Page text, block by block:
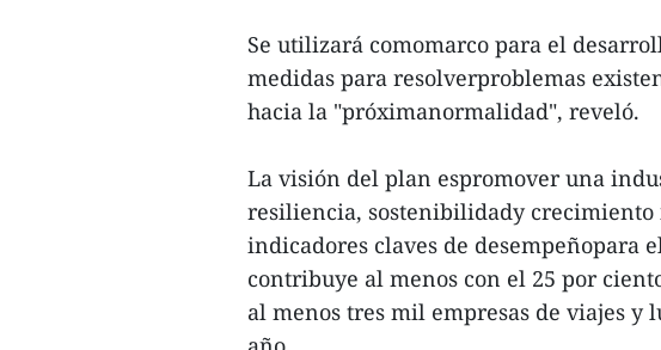
Se utilizará comomarco para el
medidas para resolverproblemas
hacia la "próximanormalidad", reveló.
La visión del plan espromover una
resiliencia, sostenibilidady crecimiento
indicadores claves de desempeñopara
contribuye al menos con el 25 por
al menos tres mil empresas de viajes y